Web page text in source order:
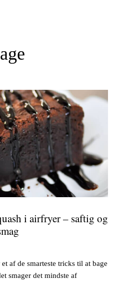
i airfryer – saftig og
af de smarteste tricks til at bage
smager det mindste af